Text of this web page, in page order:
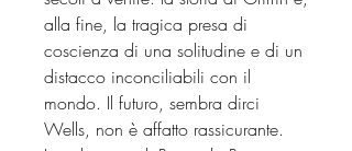
alla fine, la tragica presa di
coscienza di una solitudine e di un
distacco inconciliabili con il
mondo. Il futuro, sembra dirci
Wells, non è affatto rassicurante.